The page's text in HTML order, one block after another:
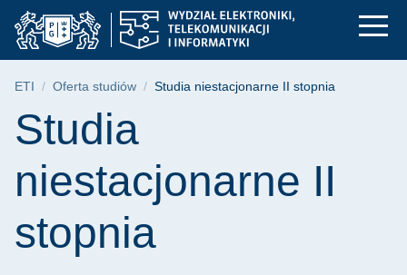
Przejdź
do
menu
Przejdź
do
wyszukiwarki
Przejdź
do
treści
Studia
Ścieżka nawigacyjna
ETI Oferta studiów Studia niestacjonarne II stopnia
Treść strony
Studia
niestacjonarne II
stopnia